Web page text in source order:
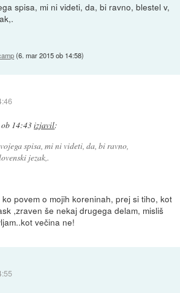
spisa, mi ni videti, da, bi ravno, blestel v,
(6. mar 2015 ob 14:58)
14:43izjavil:
spisa, mi ni videti, da, bi ravno,
jezak,.
povem o mojih koreninah, prej si tiho, kot
,zraven še nekaj drugega delam, misliš
večina ne!